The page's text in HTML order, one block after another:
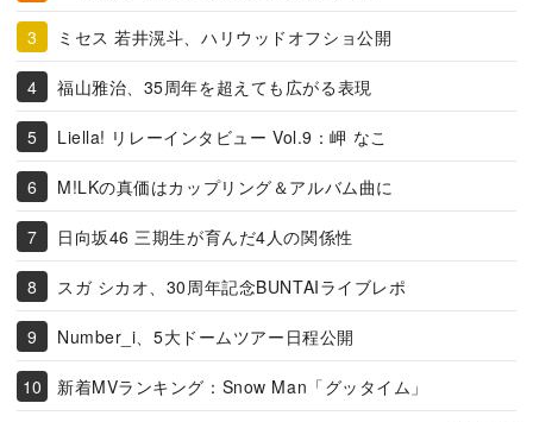
ミセス 若井滉斗、ハリウッドオフショ公開
福山雅治、35周年を超えても広がる表現
Liella! リレーインタビュー Vol.9：岬 なこ
M!LKの真価はカップリング＆アルバム曲に
日向坂46 三期生が育んだ4人の関係性
スガ シカオ、30周年記念BUNTAIライブレポ
Number_i、5大ドームツアー日程公開
新着MVランキング：Snow Man「グッタイム」